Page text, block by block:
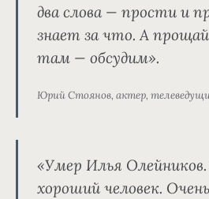
два слова — прости и
знает за что. А
там — обсудим».
Юрий Стоянов, актер,
«Умер Илья
хороший человек.